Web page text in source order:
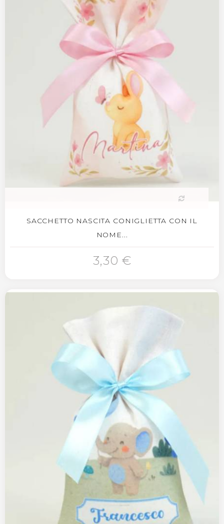
SACCHETTO NASCITA CONIGLIETTA CON IL
NOME...
3,30 €